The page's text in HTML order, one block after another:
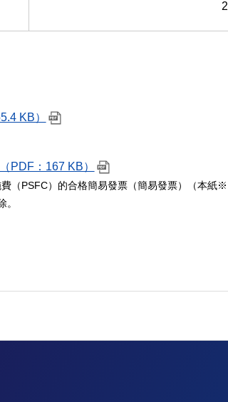
KB）
PDF：167 KB）
（PSFC）的合格簡易發票（簡易發票）（本紙